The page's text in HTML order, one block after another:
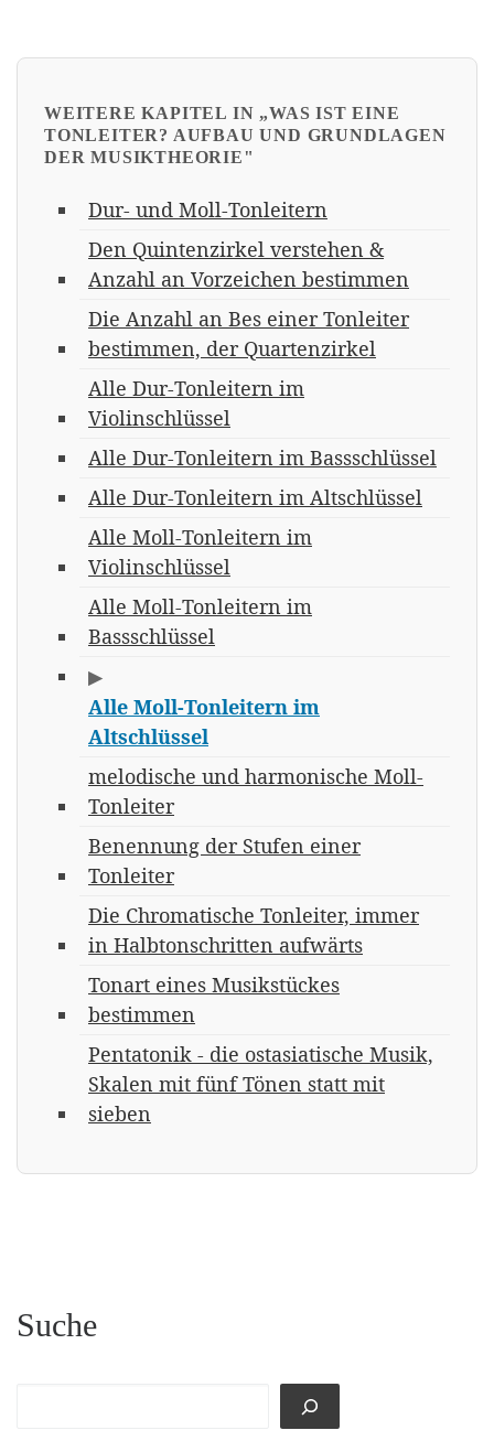
WEITERE KAPITEL IN „WAS IST EINE
TONLEITER? AUFBAU UND GRUNDLAGEN
DER MUSIKTHEORIE"
Dur- und Moll-Tonleitern
Den Quintenzirkel verstehen &
Anzahl an Vorzeichen bestimmen
Die Anzahl an Bes einer Tonleiter
bestimmen, der Quartenzirkel
Alle Dur-Tonleitern im
Violinschlüssel
Alle Dur-Tonleitern im Bassschlüssel
Alle Dur-Tonleitern im Altschlüssel
Alle Moll-Tonleitern im
Violinschlüssel
Alle Moll-Tonleitern im
Bassschlüssel
▶
Alle Moll-Tonleitern im
Altschlüssel
melodische und harmonische Moll-
Tonleiter
Benennung der Stufen einer
Tonleiter
Die Chromatische Tonleiter, immer
in Halbtonschritten aufwärts
Tonart eines Musikstückes
bestimmen
Pentatonik - die ostasiatische Musik,
Skalen mit fünf Tönen statt mit
sieben
Suche